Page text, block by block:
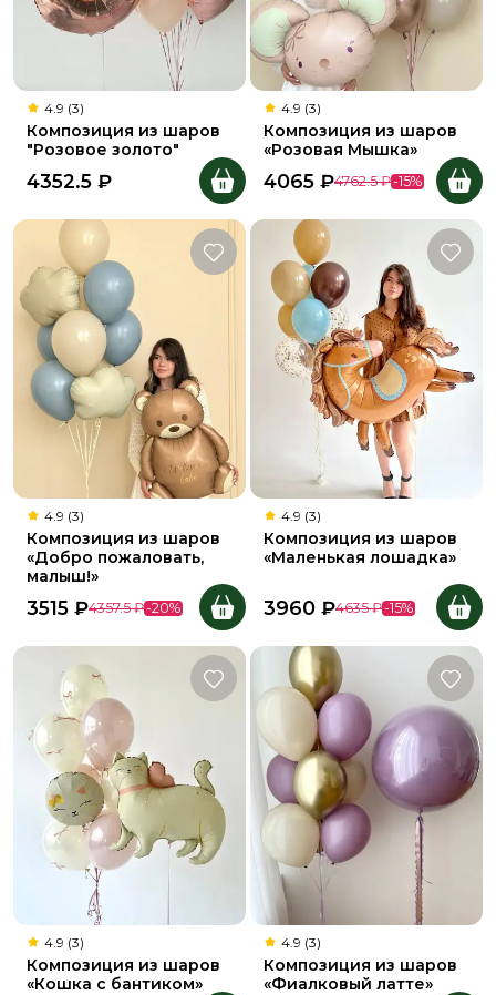
4.9 (3)
Композиция из шаров
"Розовое золото"
4352.5 ₽
4.9 (3)
Композиция из шаров
«Розовая Мышка»
4065 ₽4762.5 ₽-15%
4.9 (3)
Композиция из шаров
«Добро пожаловать,
малыш!»
3515 ₽4357.5 ₽-20%
4.9 (3)
Композиция из шаров
«Маленькая лошадка»
3960 ₽4635 ₽-15%
4.9 (3)
Композиция из шаров
«Кошка с бантиком»
4.9 (3)
Композиция из шаров
«Фиалковый латте»